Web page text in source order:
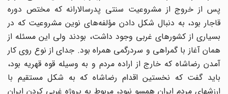
پس از خروج از مشروعیت سنتی پدرسالارانه که مختص دوره
قاجار بود، به دنبال شکل دادن مؤلفه‌های نوین مشروعیت که در
بسیاری از کشورهای غربی وجود داشت، بودند ولی این مسئله از
همان آغاز با گمراهی و سردرگمی همراه بود. جدای از نوع روی کار
آمدن رضاشاه که خارج از اراده‌ مردم و به وسیله قوه قهریه بود،
باید گفت که نخستین اقدام رضاشاه که به شکل مستقیم با
ارزشهای مردم ایران همسو نبود، مربوط به پروژه غربی کردن ایران